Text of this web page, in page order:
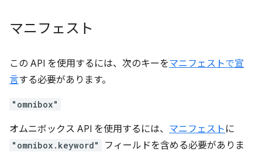
マニフェスト
この API を使用するには、次のキーをマニフェストで宣
言する必要があります。
"omnibox"
オムニボックス API を使用するには、 マニフェスト に
"omnibox.keyword"
フィールドを含める必要がありま